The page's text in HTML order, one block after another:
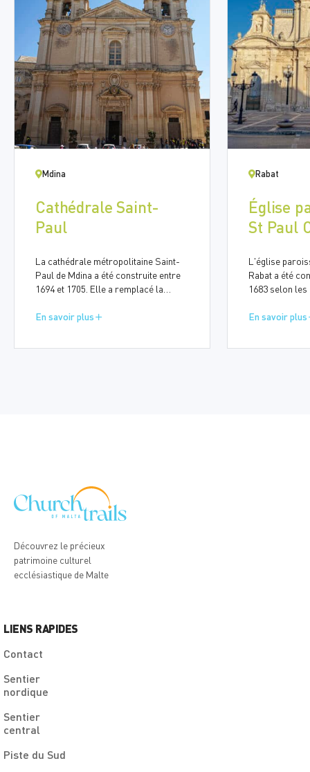
Mdina
Cathédrale Saint-
Paul
La cathédrale métropolitaine Saint-
Paul de Mdina a été construite entre
1694 et 1705. Elle a remplacé la
tremblement de terre de 1693 qui a
En savoir plus
Rabat
Église
St Paul
L'église
Rabat a été
1683 selon
1677) et,
En savoir plus
Découvrez le précieux
patrimoine culturel
ecclésiastique de Malte
LIENS RAPIDES
Contact
Sentier
nordique
Sentier
central
Piste du Sud